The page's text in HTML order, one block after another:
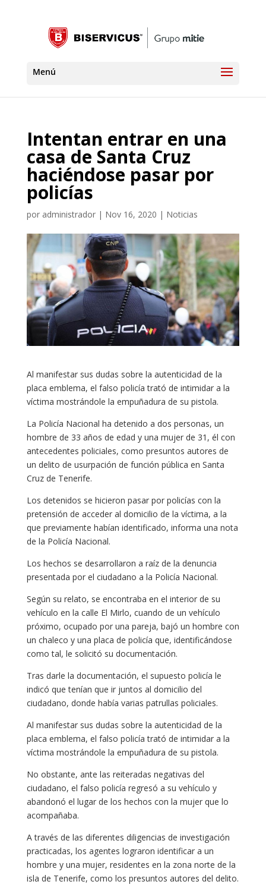
Intentan entrar en una
casa de Santa Cruz
haciéndose pasar por
policías
por administrador| Nov 16, 2020 | Noticias
Al manifestar sus dudas sobre la autenticidad de la
placa emblema, el falso policía trató de intimidar a la
víctima mostrándole la empuñadura de su pistola.
La Policía Nacional ha detenido a dos personas, un
hombre de 33 años de edad y una mujer de 31, él con
antecedentes policiales, como presuntos autores de
un delito de usurpación de función pública en Santa
Cruz de Tenerife.
Los detenidos se hicieron pasar por policías con la
pretensión de acceder al domicilio de la víctima, a la
que previamente habían identificado, informa una nota
de la Policía Nacional.
Los hechos se desarrollaron a raíz de la denuncia
presentada por el ciudadano a la Policía Nacional.
Según su relato, se encontraba en el interior de su
vehículo en la calle El Mirlo, cuando de un vehículo
próximo, ocupado por una pareja, bajó un hombre con
un chaleco y una placa de policía que, identificándose
como tal, le solicitó su documentación.
Tras darle la documentación, el supuesto policía le
indicó que tenían que ir juntos al domicilio del
ciudadano, donde había varias patrullas policiales.
Al manifestar sus dudas sobre la autenticidad de la
placa emblema, el falso policía trató de intimidar a la
víctima mostrándole la empuñadura de su pistola.
No obstante, ante las reiteradas negativas del
ciudadano, el falso policía regresó a su vehículo y
abandonó el lugar de los hechos con la mujer que lo
acompañaba.
A través de las diferentes diligencias de investigación
practicadas, los agentes lograron identificar a un
hombre y una mujer, residentes en la zona norte de la
isla de Tenerife, como los presuntos autores del delito.